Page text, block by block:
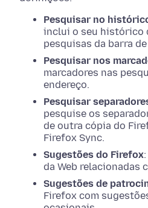
Pesquisar no
inclui o seu histórico
pesquisas da barra
Pesquisar nos
marcadores nas
endereço.
Pesquisar
pesquise os
de outra cópia do
Firefox Sync.
Sugestões do Firefox
da Web relacionadas
Sugestões de
Firefox com